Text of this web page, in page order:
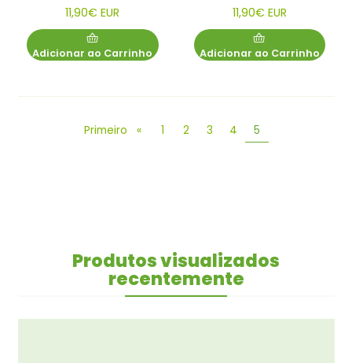
11,90€ EUR
Adicionar ao Carrinho
11,90€ EUR
Adicionar ao Carrinho
Primeiro « 1 2 3 4 5
Produtos visualizados
recentemente